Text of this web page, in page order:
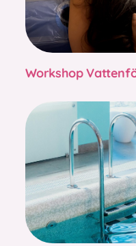
Workshop